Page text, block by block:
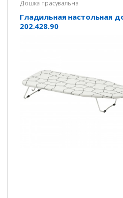
Дошка прасувальна
Гладильная настольная
202.428.90